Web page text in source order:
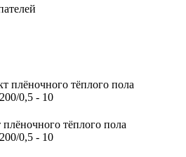
плёночного тёплого пола
0,5 - 10
тёплого пола
0,5 - 10